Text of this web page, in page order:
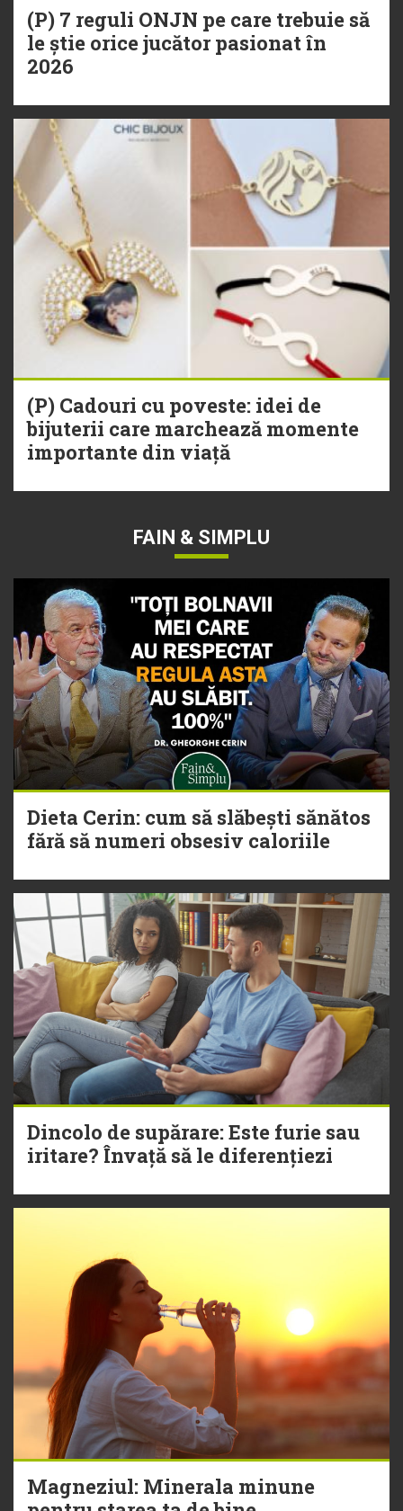
(P) 7 reguli ONJN pe care trebuie să
le știe orice jucător pasionat în
2026
(P) Cadouri cu poveste: idei de
bijuterii care marchează momente
importante din viață
FAIN & SIMPLU
Dieta Cerin: cum să slăbești sănătos
fără să numeri obsesiv caloriile
Dincolo de supărare: Este furie sau
iritare? Învață să le diferențiezi
Magneziul: Minerala minune